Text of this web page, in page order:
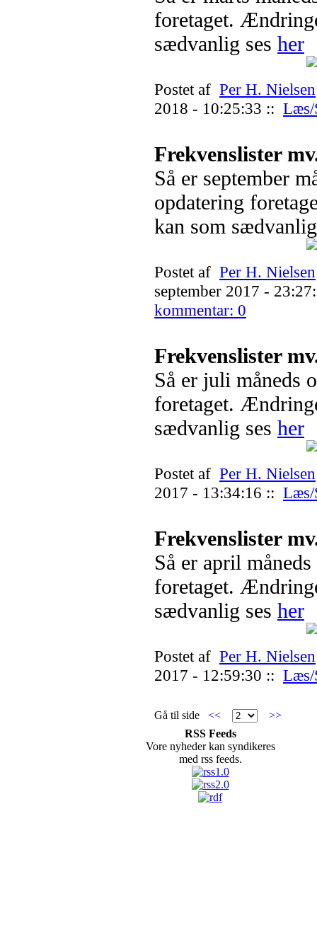
foretaget.
sædvanlig ses her
Postet af Per H. Nielsen
2018 - 10:25:33 :: Læs/
Frekvenslister
Så er september
opdatering
kan som
Postet af Per H. Nielsen
september 2017 -
kommentar: 0
Frekvenslister
Så er juli måneds
foretaget.
sædvanlig ses her
Postet af Per H. Nielsen
2017 - 13:34:16 :: Læs/
Frekvenslister
Så er april
foretaget.
sædvanlig ses her
Postet af Per H. Nielsen
2017 - 12:59:30 :: Læs/
Gå til side <<
>>
RSS Feeds
Vore nyheder kan syndikeres
med rss feeds.